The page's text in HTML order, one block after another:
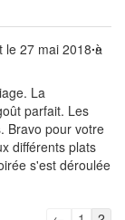
le27 mai 2018 à
La
parfait. Les
Bravo pour votre
différents plats
s'est déroulée
...